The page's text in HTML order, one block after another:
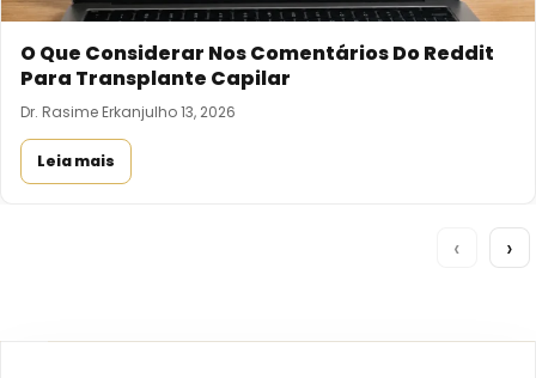
O Que Considerar Nos Comentários Do Reddit
Para Transplante Capilar
Dr. Rasime Erkanjulho 13, 2026
Leia mais
‹ ›